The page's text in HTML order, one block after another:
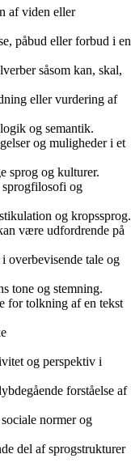
af viden eller
påbud eller forbud i en
såsom kan, skal,
eller vurdering af
og semantik.
og muligheder i et
sprog og kulturer.
og
og kropssprog.
være udfordrende på
overbevisende tale og
tone og stemning.
for tolkning af en tekst
og perspektiv i
forståelse af
normer og
del af sprogstrukturer